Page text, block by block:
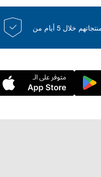
يمكن للعملاء إرجاع منتجاتهم خلال 5 أيام من